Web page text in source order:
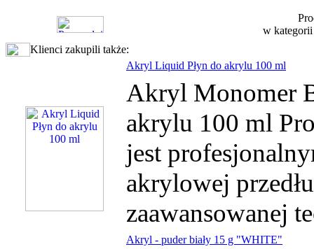
w
Klienci zakupili także:
Akryl Liquid Płyn do akrylu 100 ml
Akryl Monomer
akrylu 100 ml
jest
akrylowej
zaawansowanej
Akryl - puder biały 15 g "WHITE"